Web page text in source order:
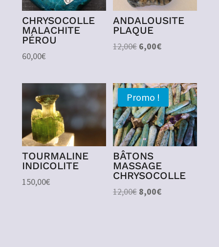
CHRYSOCOLLE
MALACHITE
PÉROU
60,00€
ANDALOUSITE
PLAQUE
12,00€ Le
était :
12,00€.
6,00€Le
est :
6,00€.
TOURMALINE
INDICOLITE
150,00€
Promo !
BÂTONS
MASSAGE
CHRYSOCOLLE
12,00€ Le
8,00€Le